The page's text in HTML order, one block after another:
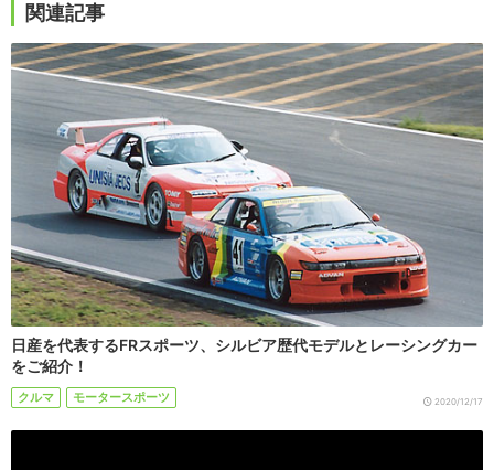
関連記事
日産を代表するFRスポーツ、シルビア歴代モデルとレーシングカー
をご紹介！
クルマ モータースポーツ 2020/12/17